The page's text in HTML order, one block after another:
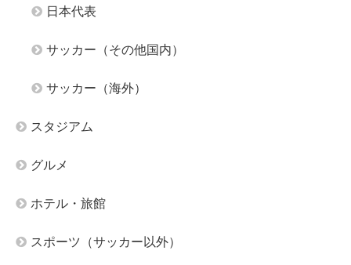
日本代表
サッカー（その他国内）
サッカー（海外）
スタジアム
グルメ
ホテル・旅館
スポーツ（サッカー以外）